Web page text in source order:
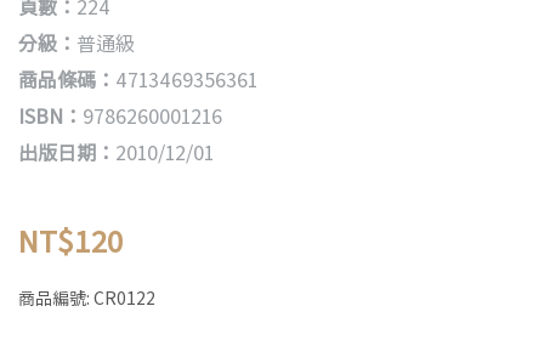
頁數： 224
分級： 普通級
商品條碼： 4713469356361
ISBN： 9786260001216
出版日期： 2010/12/01
NT$120
商品編號: CR0122